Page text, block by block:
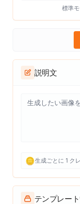
標準
説明文
🪙生成ごとに 1 ク
テンプレー